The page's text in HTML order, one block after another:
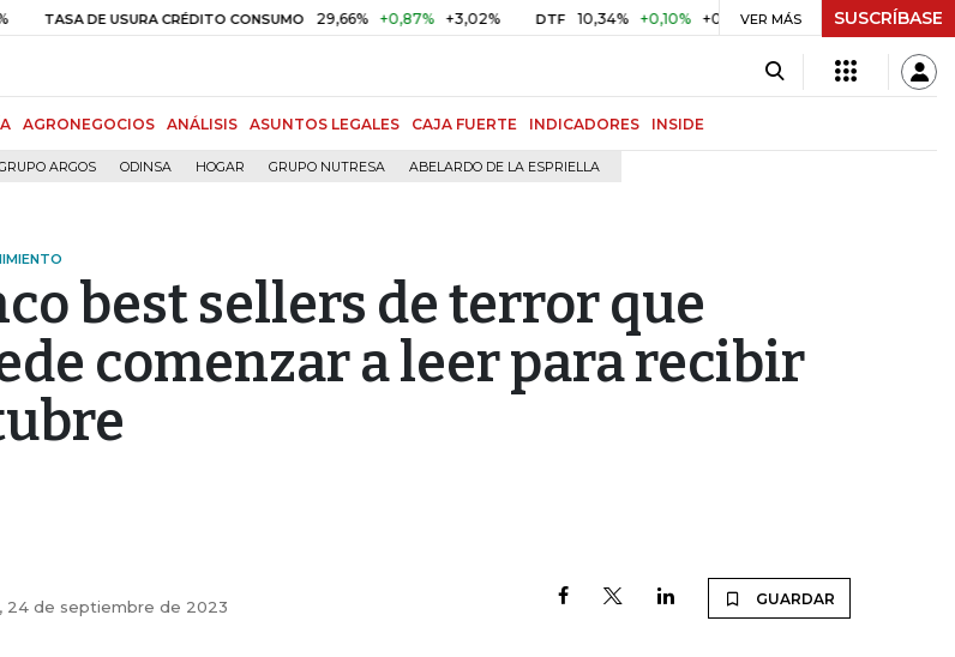
DE USURA CRÉDITO CONSUMO 29,66% +0,87% +3,02% DTF 10,34% +0,10% +0,98% UVR $ 416,96 +$ 0,05 +0,01%
VER MÁS SUSCRÍBASE
AGRONEGOCIOS ANÁLISIS ASUNTOS LEGALES CAJA FUERTE INDICADORES INSIDE
ARGOS ODINSA HOGAR GRUPO NUTRESA ABELARDO DE LA ESPRIELLA
best sellers de terror que
comenzar a leer para recibir
24 de septiembre de 2023 GUARDAR